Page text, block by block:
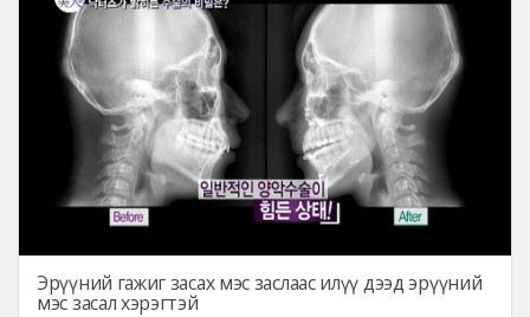
Эрүүний гажиг засах мэс заслаас илүү дээд эрүүний
мэс засал хэрэгтэй